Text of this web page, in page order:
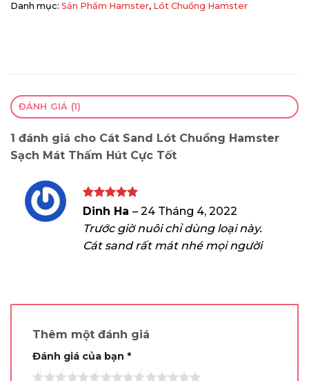
Danh mục: Sản Phẩm Hamster, Lót Chuồng Hamster
ĐÁNH GIÁ (1)
1 đánh giá cho Cát Sand Lót Chuồng Hamster
Sạch Mát Thấm Hút Cực Tốt
Được xếp
sao
Dinh Ha – 24 Tháng 4, 2022
Trước giờ nuôi chỉ dùng loại này.
Cát sand rất mát nhé mọi người
Thêm một đánh giá
Đánh giá của bạn *